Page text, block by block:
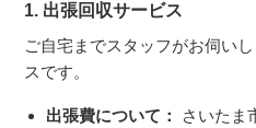
1. 出張回収サービス
ご自宅までスタッフがお伺い
スです。
出張費について： さいたま